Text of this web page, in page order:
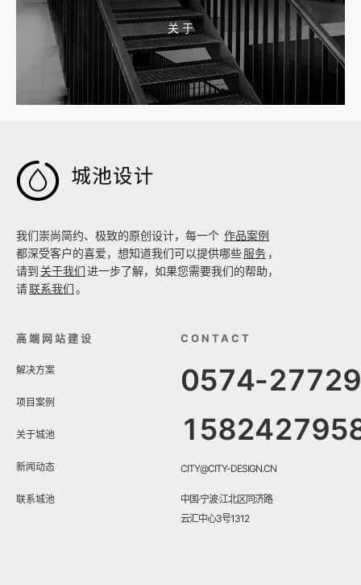
2026-08-02 17:58:44
工厂短视频拍摄后，怎样放进官网帮助客户判断实力
关 于

我们崇尚简约、极致的原创设计，每一个 作品案例
都深受客户的喜爱，想知道我们可以提供哪些服务 ，
请到 关于我们进一步了解，如果您需要我们的帮助，
请联系我们。
高端网站建设
解决方案
项目案例
关于城池
新闻动态
联系城池
CONTACT
0574-
CITY@CITY-DESIGN.CN
中国·宁波·江北区同济路
云汇中心3号1312